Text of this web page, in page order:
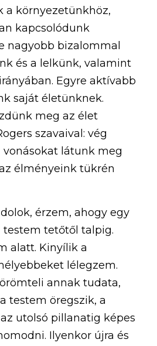
a környezetünkhöz,
kapcsolódunk
nagyobb bizalommal
és a lelkünk, valamint
Egyre aktívabb
meg az élet
szavaival: vég
látunk meg
élményeink tükrén
érzem, ahogy egy
testem tetőtől talpig.
alatt. Kinyílik a
lélegzem.
annak tudata,
testem öregszik, a
utolsó pillanatig képes
Ilyenkor újra és